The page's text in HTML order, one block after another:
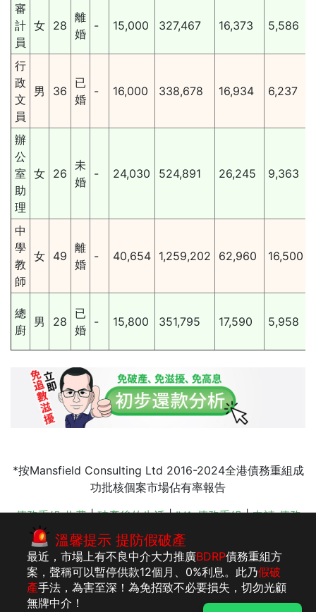
審
計
員
女 28
離
婚
- 15,000 327,467 16,373 5,586
行
政
文
員
男 36
已
婚
- 16,000 338,678 16,934 6,237
辦
公
室
助
理
女 26
未
婚
- 24,030 524,891 26,245 9,363
中
學
教
師
女 49
離
婚
- 40,654 1,259,202 62,960 16,500
總
廚
男 28
已
婚
- 15,800 351,795 17,590 5,958
*按Mansfield Consulting Ltd 2016-2024全港債務重組成
功批核個案市場佔有率報告
債務重組 收費|破產後的生活|IVA 債務重組|申請 債務
重組|停止追數滋擾 |破產申請|轉按清債
|drp 債務舒緩|還款期數
法律聲明 私隱聲明及收集個人資料聲明
版權所有：李建
溫馨提示 提防假破產
最近，市場上有不良中介大力推廣BDRP債務重組方
案，聲稱可以暫停供款12個月、0%利息。此乃假破
產手法，為害至深！為免招致不必要損失，切勿光顧
無牌中介！